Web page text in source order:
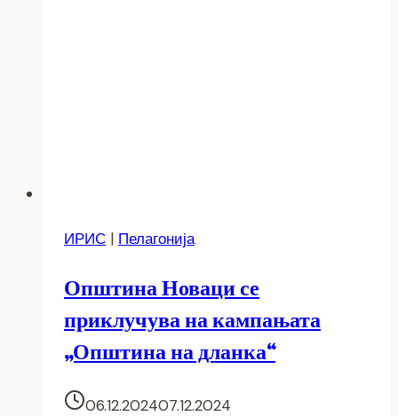
ИРИС | Пелагонија
Општина Новаци се
приклучува на кампањата
„Општина на дланка“
06.12.202407.12.2024